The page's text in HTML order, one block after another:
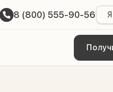
8 (800) 555-90-56